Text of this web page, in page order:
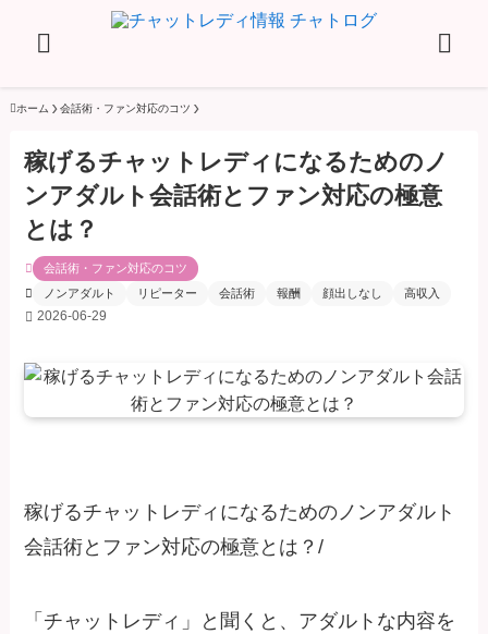
ホーム 会話術・ファン対応のコツ
稼げるチャットレディになるためのノ
ンアダルト会話術とファン対応の極意
とは？
会話術・ファン対応のコツ
ノンアダルト
リピーター 会話術 報酬 顔出しなし 高収入
2026-06-29
稼げるチャットレディになるためのノンアダルト
会話術とファン対応の極意とは？/
「チャットレディ」と聞くと、アダルトな内容を